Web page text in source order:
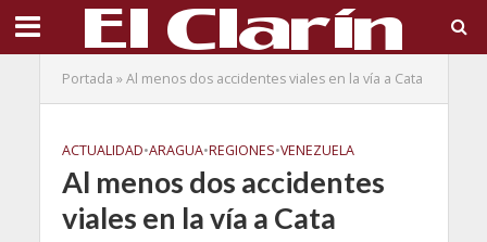
Portada »Al menos dos accidentes viales en la vía a Cata
ACTUALIDAD•ARAGUA•REGIONES•VENEZUELA
Al menos dos accidentes
viales en la vía a Cata